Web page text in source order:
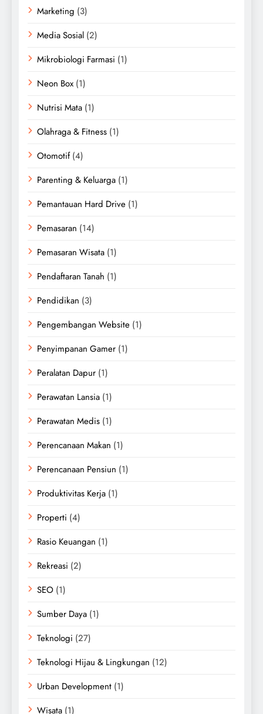
Marketing (3)
Media Sosial (2)
Mikrobiologi Farmasi (1)
Neon Box (1)
Nutrisi Mata (1)
Olahraga & Fitness (1)
Otomotif(4)
Parenting & Keluarga (1)
Pemantauan Hard Drive (1)
Pemasaran (14)
Pemasaran Wisata (1)
Pendaftaran Tanah (1)
Pendidikan (3)
Pengembangan Website (1)
Penyimpanan Gamer (1)
Peralatan Dapur (1)
Perawatan Lansia (1)
Perawatan Medis (1)
Perencanaan Makan (1)
Perencanaan Pensiun (1)
Produktivitas Kerja (1)
Properti (4)
Rasio Keuangan (1)
Rekreasi (2)
SEO (1)
Sumber Daya (1)
Teknologi (27)
Teknologi Hijau & Lingkungan (12)
Urban Development (1)
Wisata (1)